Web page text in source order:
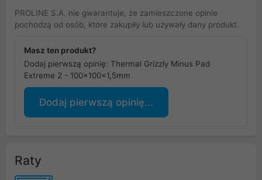
PROLINE S.A. nie gwarantuje, że zamieszczone opinie
pochodzą od osób, które zakupiły lub używały dany produkt.
Masz ten produkt?
Dodaj pierwszą opinię: Thermal Grizzly Minus Pad
Extreme 2 - 100x100x1,5mm
Dodaj pierwszą opinię...
Raty